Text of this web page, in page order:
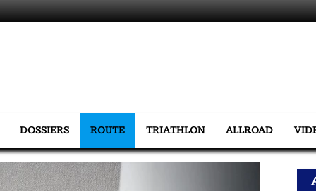
DOSSIERS ROUTE TRIATHLON ALLROAD